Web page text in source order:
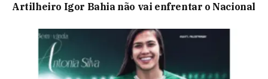
Artilheiro Igor Bahia não vai enfrentar o Nacional